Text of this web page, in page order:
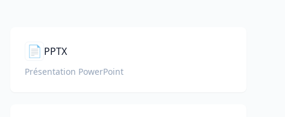
📄 PPTX
Présentation PowerPoint